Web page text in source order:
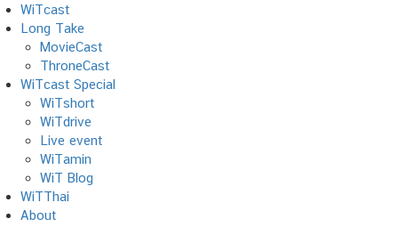
Skip
to
content
WiTcast
Long Take
MovieCast
ThroneCast
WiTcast Special
WiTshort
WiTdrive
Live event
WiTamin
WiT Blog
WiTThai
About